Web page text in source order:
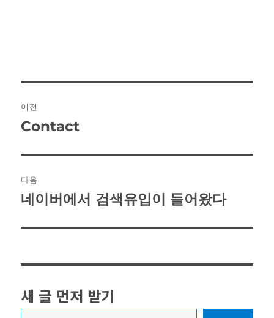
탐
이전
이
글:
Contact
다음
다
글:
네이버에서 검색유입이 들어왔다
새 글 먼저 받기
이메일 주소 입력…